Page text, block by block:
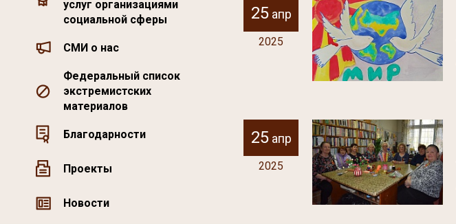
услуг организациями
социальной сферы
СМИ о нас
Федеральный список
экстремистских
материалов
Благодарности
Проекты
Новости
25апр
2025
25апр
2025